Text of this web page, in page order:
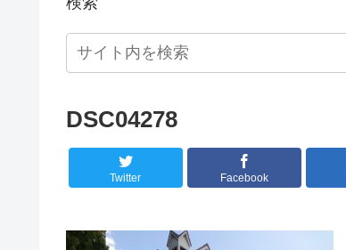
DSC04278
Twitter Facebook